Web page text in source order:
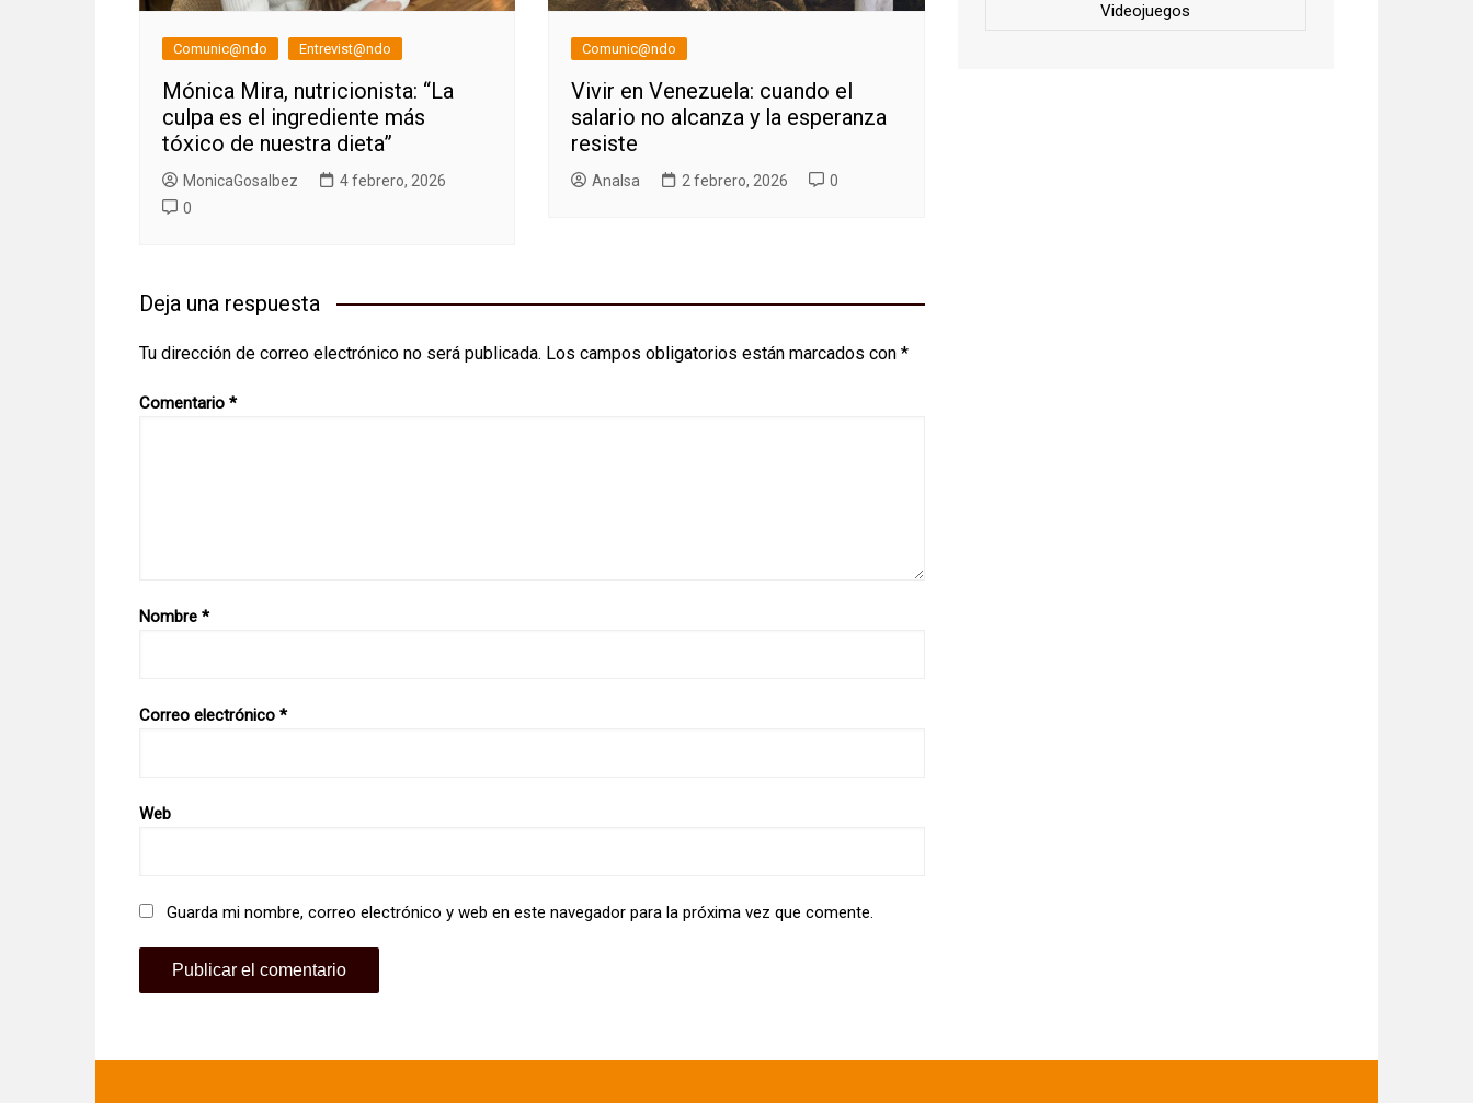
Comunic@ndo Entrevist@ndo
Mónica Mira, nutricionista: “La
culpa es el ingrediente más
tóxico de nuestra dieta”
MonicaGosalbez
4 febrero, 2026
0
Comunic@ndo
Vivir en Venezuela: cuando el
salario no alcanza y la esperanza
resiste
AnaIsa 2 febrero, 2026 0
Deja una respuesta
Tu dirección de correo electrónico no será publicada. Los campos obligatorios están marcados con *
Comentario *
Nombre *
Correo electrónico *
Web
Guarda mi nombre, correo electrónico y web en este navegador para la próxima vez que comente.
Videojuegos